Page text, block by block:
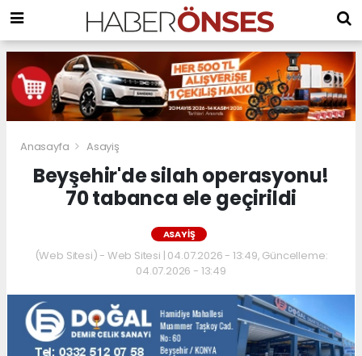
Anasayfa Asayiş
Beyşehir'de silah operasyonu!
70 tabanca ele geçirildi
ASAYIŞ
(Web Sitesi) - Web Sitesi | 04.07.2026 - 13:49, Güncelleme:
04.07.2026 - 13:49